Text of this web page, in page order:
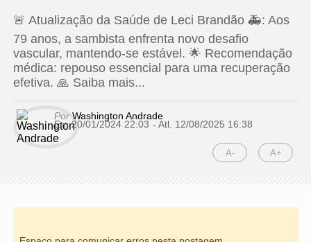
🚨 Atualização da Saúde de Leci Brandão 🚑: Aos
79 anos, a sambista enfrenta novo desafio
vascular, mantendo-se estável. 🌟 Recomendação
médica: repouso essencial para uma recuperação
efetiva. 🙏 Saiba mais...
Por Washington Andrade
Em 20/01/2024 22:03 - Atl. 12/08/2025 16:38
A- A+